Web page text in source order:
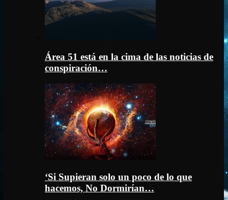
Área 51 está en la cima de las noticias de
conspiración…
‘Si Supieran solo un poco de lo que
hacemos, No Dormirían…